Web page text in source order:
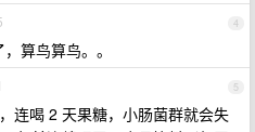
4
算鸟算鸟。。
5
连喝 2 天果糖，小肠菌群就会失